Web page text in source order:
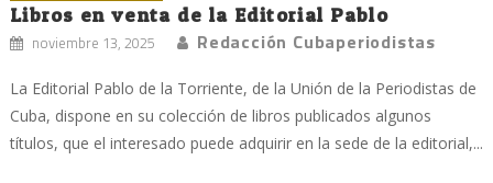
Libros en venta de la Editorial Pablo
noviembre 13, 2025 Redacción Cubaperiodistas
La Editorial Pablo de la Torriente, de la Unión de la Periodistas de
Cuba, dispone en su colección de libros publicados algunos
títulos, que el interesado puede adquirir en la sede de la editorial,...